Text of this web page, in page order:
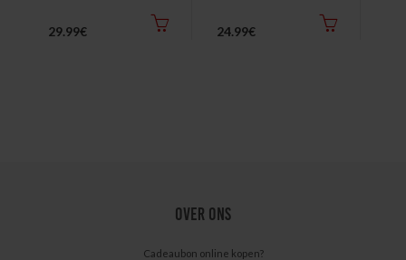
29.99€ 24.99€
OVER ONS
Cadeaubon online kopen?